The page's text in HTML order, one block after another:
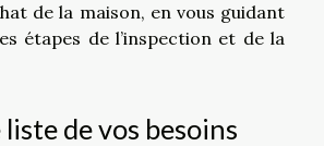
de la maison, en vous guidant
étapes de l’inspection et de la
de vos besoins